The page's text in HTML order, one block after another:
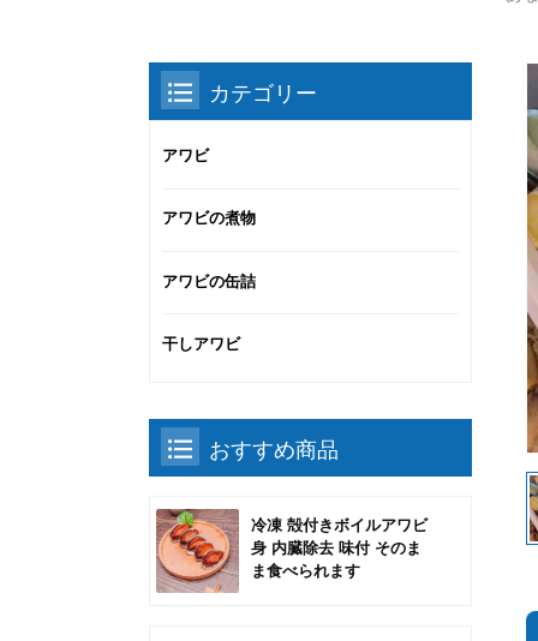
カテゴリー
アワビ
アワビの煮物
アワビの缶詰
干しアワビ
おすすめ商品
冷凍 殻付きボイルアワビ
身 内臓除去 味付 そのま
ま食べられます